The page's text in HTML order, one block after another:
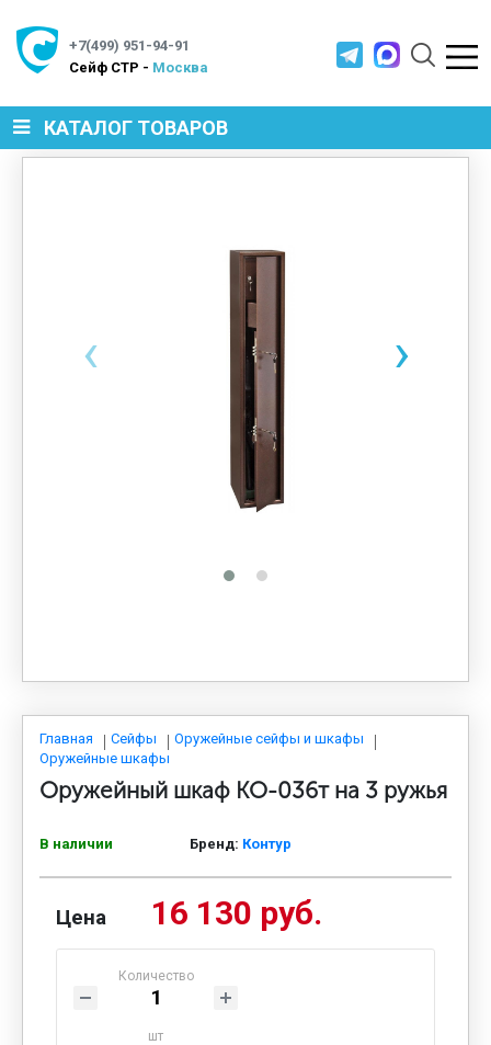
+7(499) 951-94-91
Cейф СТР - Москва
КАТАЛОГ ТОВАРОВ
МЕТАЛЛИЧЕСКАЯ МЕБЕЛЬ
МЕТАЛЛИЧЕСКИЕ СТЕЛЛАЖИ
ПРОИЗВОДСТВЕННАЯ МЕБЕЛЬ
МЕДИЦИНСКАЯ МЕБЕЛЬ
СИСТЕМЫ ХРАНЕНИЯ
МЕБЕЛЬ ДЛЯ ДОМА
‹ ›
Главная Сейфы
Оружейные сейфы и шкафы
Оружейные шкафы
Оружейный шкаф КО-036т на 3 ружья
В наличии Бренд: Контур
Цена 16 130 руб.
Количество
шт